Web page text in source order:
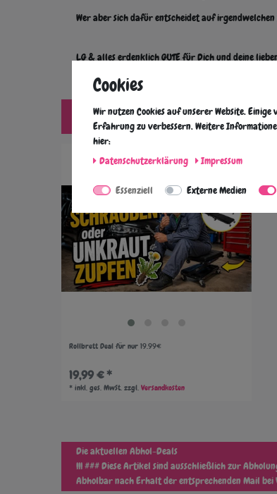
Wer aber sich dafür entscheidet auf
LG & alles erdenklich GUTE für Dich und deine
Alexander Walzer & Team
Der aktuelle Video-Deal
zum Versand oder Abholung im Markt
Rollbrett Deal für nur 19.99€
19,99 € *
*inkl. ges. MwSt. zzgl.Versandkosten
Die aktuellen Abhol-Deals
!!! ### Diese Artikel sind ausschließlich zur
Abholbar nach Erhalt der entsprechenden Mail
Cookies
Wir nutzen Cookies auf unserer Website.
Erfahrung zu verbessern. Weitere
hier:
Daten­schutz­erklärung
Impressum
Essenziell Externe Medien